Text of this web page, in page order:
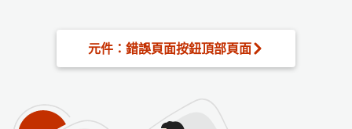
元件：錯誤頁面按鈕頂部頁面